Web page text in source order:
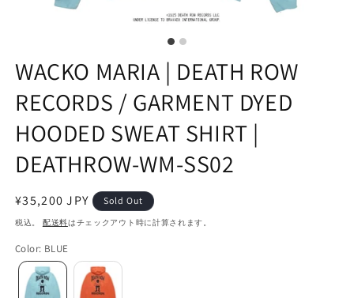
WACKO MARIA | DEATH ROW
RECORDS / GARMENT DYED
HOODED SWEAT SHIRT |
DEATHROW-WM-SS02
通
常
格
¥35,200 JPY Sold Out
税込。 配送料はチェックアウト時に計算されます。
Color: BLUE